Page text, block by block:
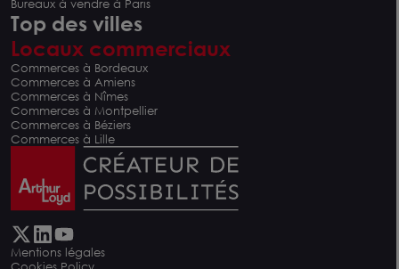
Bureaux à vendre à Paris
Top des villes
Locaux commerciaux
Commerces à Bordeaux
Commerces à Amiens
Commerces à Nîmes
Commerces à Montpellier
Commerces à Béziers
Commerces à Lille
Mentions légales
Cookies Policy